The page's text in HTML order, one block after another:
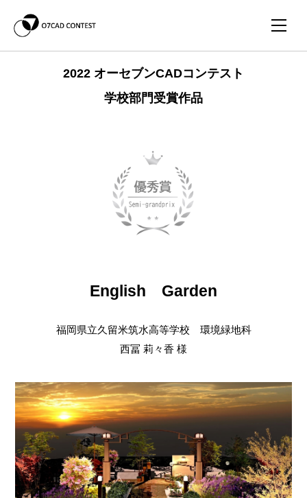
2022 オーセブンCADコンテスト
学校部門受賞作品
English Garden
福岡県立久留米筑水高等学校 環境緑地科
西冨 莉々香 様